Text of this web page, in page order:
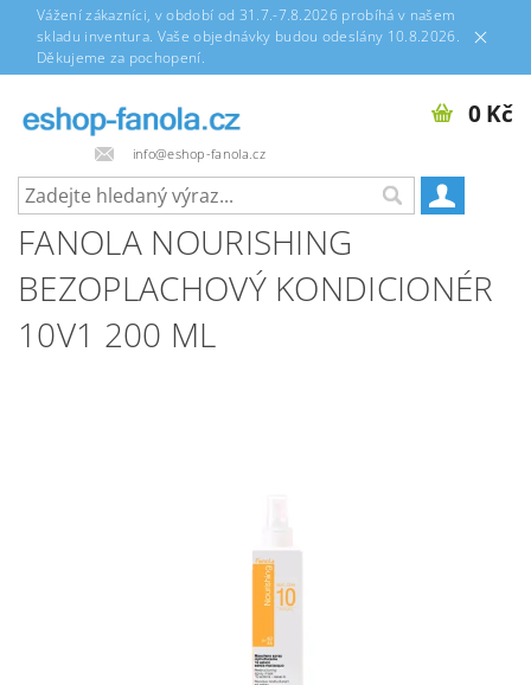
Vážení zákazníci, v období od 31.7.-7.8.2026 probíhá v našem
skladu inventura. Vaše objednávky budou odeslány 10.8.2026.
Děkujeme za pochopení.
info@eshop-fanola.cz
0 Kč
FANOLA NOURISHING
BEZOPLACHOVÝ KONDICIONÉR
10V1 200 ML